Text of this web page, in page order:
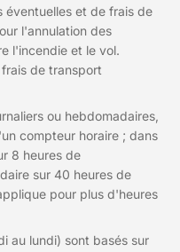
éventuelles et de frais de
l'annulation des
l'incendie et le vol.
de transport
ou hebdomadaires,
compteur horaire ; dans
8 heures de
sur 40 heures de
pour plus d'heures
au lundi) sont basés sur